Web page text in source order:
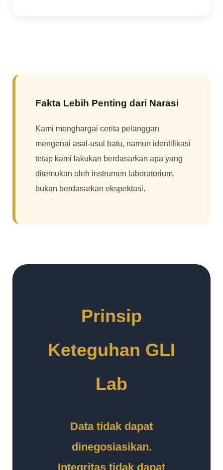
Fakta Lebih Penting dari Narasi
Kami menghargai cerita pelanggan
mengenai asal-usul batu, namun identifikasi
tetap kami lakukan berdasarkan apa yang
ditemukan oleh instrumen laboratorium,
bukan berdasarkan ekspektasi.
Prinsip
Keteguhan GLI
Lab
Data tidak dapat
dinegosiasikan.
Integritas tidak dapat